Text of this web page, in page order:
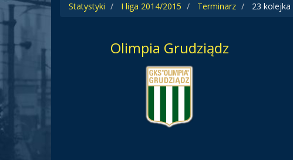
Statystyki I liga 2014/2015 Terminarz 23 kolejka
Olimpia Grudziądz